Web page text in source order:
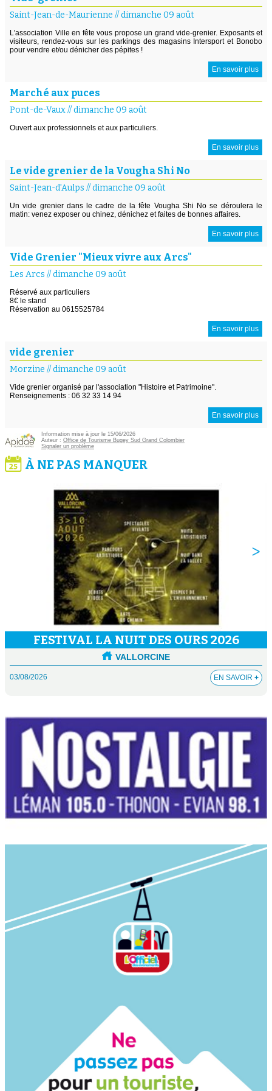
Saint-Jean-de-Maurienne //dimanche 09 août
L'association Ville en fête vous propose un grand vide-grenier. Exposants et
visiteurs, rendez-vous sur les parkings des magasins Intersport et Bonobo
pour vendre et/ou dénicher des pépites !
En savoir plus
Marché aux puces
Pont-de-Vaux//dimanche 09 août
Ouvert aux professionnels et aux particuliers.
En savoir plus
Le vide grenier de la Vougha Shi No
Saint-Jean-d'Aulps //dimanche 09 août
Un vide grenier dans le cadre de la fête Vougha Shi No se déroulera le
matin: venez exposer ou chinez, dénichez et faites de bonnes affaires.
En savoir plus
Vide Grenier "Mieux vivre aux Arcs"
Les Arcs //dimanche 09 août
Réservé aux particuliers
8€ le stand
Réservation au 0615525784
En savoir plus
vide grenier
Morzine //dimanche 09 août
Vide grenier organisé par l'association "Histoire et Patrimoine".
Renseignements : 06 32 33 14 94
En savoir plus
Information mise à jour le 15/06/2026
Auteur : Office de Tourisme Bugey Sud Grand Colombier
Signaler un problème
À NE PAS MANQUER
FESTIVAL LA NUIT DES OURS 2026
VALLORCINE
03/08/2026 EN SAVOIR +